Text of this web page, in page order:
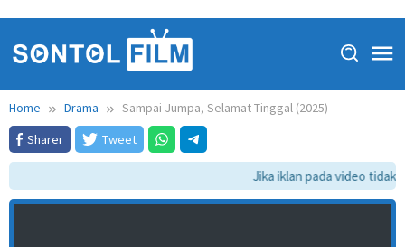
Home Drama
Sampai Jumpa, Selamat Tinggal (2025)
Sharer
Tweet
Jika iklan pada video tidak